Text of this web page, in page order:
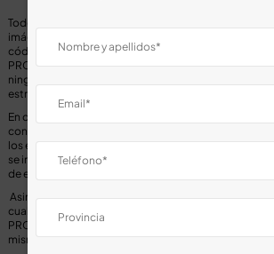
Todos los contenidos del sitio web, como textos,
imágenes, iconos, tecnología, software, así como su
códigos fuente, constituyen una obra cuya
PROPIETARIO DE LA WEB, sin que puedan
ninguno de los derechos de explotación sobre los
estrictamente necesario para el correcto uso de la
En definitiva, los usuarios que accedan a este sitio
contenidos y efectuar, en su caso, copias privadas
los elementos reproducidos no sean cedidos
se instalen a servidores conectados a redes, ni sean
de explotación.
Asimismo, todas las marcas, nombres comerciales
cualquier clase que aparecen en el sitio web son
PROPIETARIO DE LA WEB, sin que pueda
mismo atribuya al usuario derecho alguno sobre los